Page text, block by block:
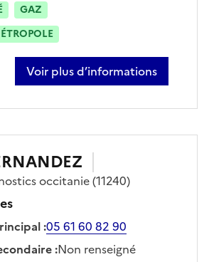
GAZ
Voir plus d’informations
sur laurent ciampossin
occitanie(11240)
:05 61 60 82 90
:Non renseigné